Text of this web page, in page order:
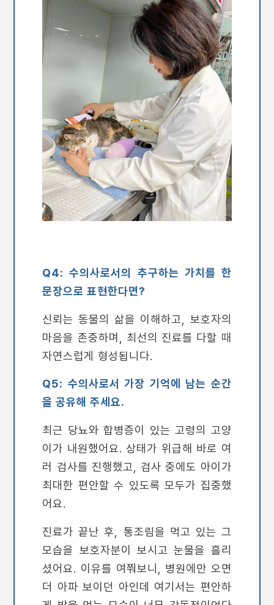
Q4: 수의사로서의 추구하는 가치를 한
문장으로 표현한다면?
신뢰는 동물의 삶을 이해하고, 보호자의
마음을 존중하며, 최선의 진료를 다할 때
자연스럽게 형성됩니다.
Q5: 수의사로서 가장 기억에 남는 순간
을 공유해 주세요.
최근 당뇨와 합병증이 있는 고령의 고양
이가 내원했어요. 상태가 위급해 바로 여
러 검사를 진행했고, 검사 중에도 아이가
최대한 편안할 수 있도록 모두가 집중했
어요.
진료가 끝난 후, 통조림을 먹고 있는 그
모습을 보호자분이 보시고 눈물을 흘리
셨어요. 이유를 여쭤보니, 병원에만 오면
더 아파 보이던 아인데 여기서는 편안하